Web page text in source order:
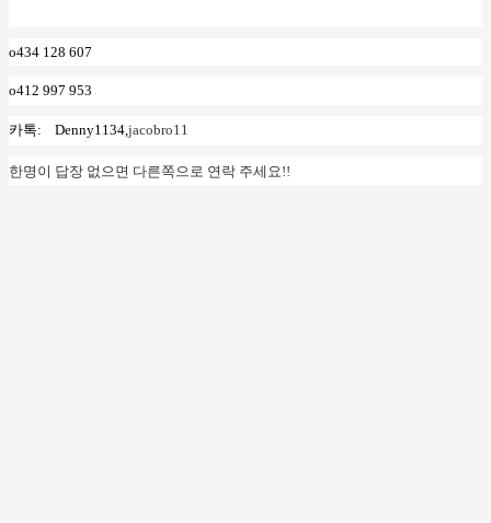
o434 128 607
o412 997 953
카톡: Denny1134,jacobro11
한명이 답장 없으면 다른쪽으로 연락 주세요!!